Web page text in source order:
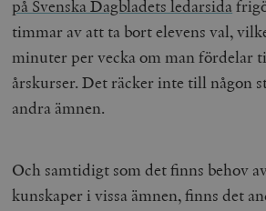
på Svenska Dagbladets ledarsida
timmar av att ta bort elevens val,
minuter per vecka om man fördelar
årskurser. Det räcker inte till någon
andra ämnen.
Och samtidigt som det finns behov
kunskaper i vissa ämnen, finns det